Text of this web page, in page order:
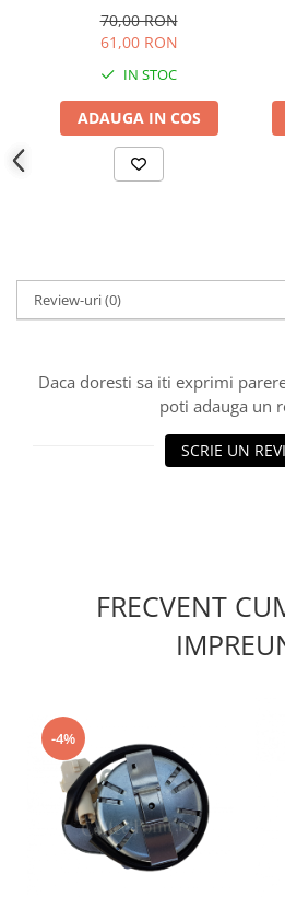
70,00 RON
61,00 RON
IN STOC
ADAUGA IN COS
Review-uri(0)
Daca doresti sa iti exprimi
poti adauga un
SCRIE UN
FRECVENT
-4%